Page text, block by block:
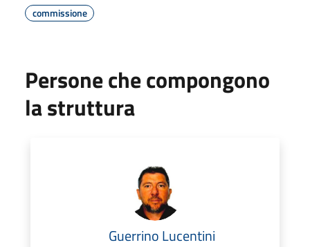
commissione
Persone che compongono
la struttura
Guerrino Lucentini